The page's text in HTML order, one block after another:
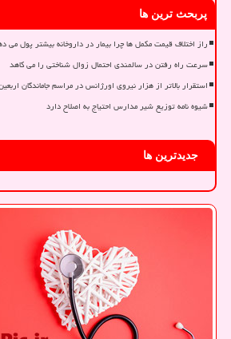
پربحث ترین ها
راز اختلاف قیمت مکمل ها چرا بیمار در داروخانه بیشتر پول می
سرعت راه رفتن در سالمندی احتمال زوال شناختی را می کاهد
استقرار بالاتر از هزار نیروی اورژانس در مراسم جاماندگان
شیوه نامه توزیع شیر مدارس احتیاج به اصلاح دارد
جدیدترین ها